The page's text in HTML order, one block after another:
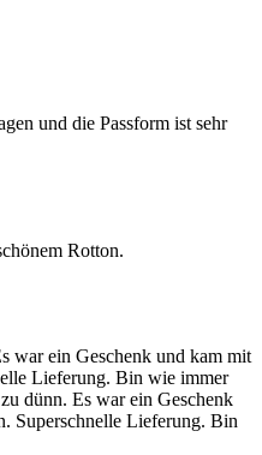
und die Passform ist sehr
Rotton.
war ein Geschenk und kam mit
Lieferung. Bin wie immer
dünn. Es war ein Geschenk
Superschnelle Lieferung. Bin